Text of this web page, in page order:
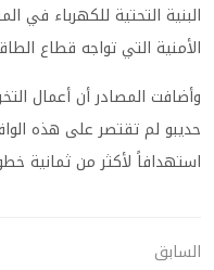
البنية التحتية للكهرباء في
الأمنية التي تواجه قطاع
وأضافت المصادر أن أعمال
حديبو لم تقتصر على هذه
استهدافاً لأكثر من ثمانية
السابق